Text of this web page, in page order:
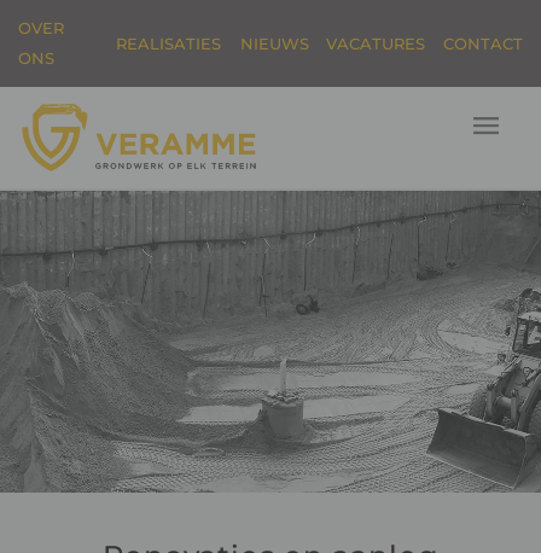
OVER
ONS
REALISATIES NIEUWS VACATURES CONTACT